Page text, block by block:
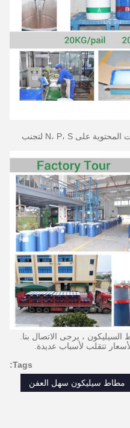
لا يمكن الاتصال بهذا المنتج مع المركبات المحتوية على N، P، S لتجنب
، يرجى الاتصال بنا.
تتقلب لأسباب عديدة.
Tags:
مطاط سيليكون سهل العفن